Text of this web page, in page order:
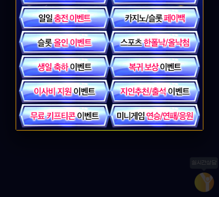
실시간상담
보안
로그인